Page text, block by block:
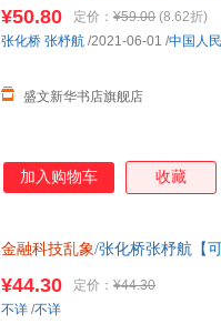
¥50.80 定价： ¥59.00 (8.62折)
盛文新华书店旗舰店
张化桥 张杼航 /2021-06-01 /中国人
加入购物车 收藏
金融科技乱象/张化桥张杼航【
¥44.30 定价： ¥44.30
不详 /不详